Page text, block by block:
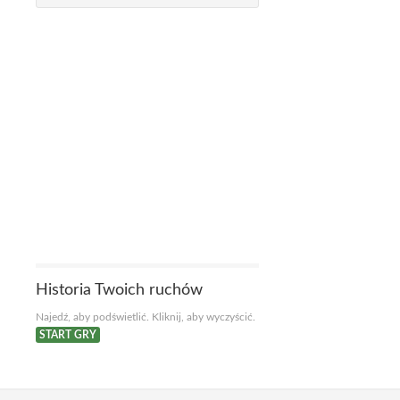
Historia Twoich ruchów
Najedź, aby podświetlić. Kliknij, aby wyczyścić.
START GRY